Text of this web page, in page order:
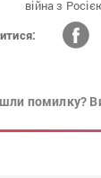
війна з
помилку?